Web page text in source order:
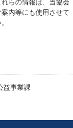
らの情報は、当協会
内等にも使用させて
益事業課